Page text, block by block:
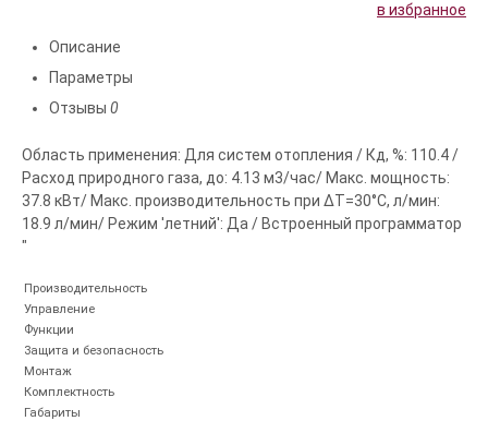
в избранное
Описание
Параметры
Отзывы 0
Область применения: Для систем отопления / Кд, %: 110.4 /
Расход природного газа, до: 4.13 м3/час/ Макс. мощность:
37.8 кВт/ Макс. производительность при ΔТ=30°С, л/мин:
18.9 л/мин/ Режим 'летний': Да / Встроенный программатор
"
Производительность
Управление
Функции
Защита и безопасность
Монтаж
Комплектность
Габариты